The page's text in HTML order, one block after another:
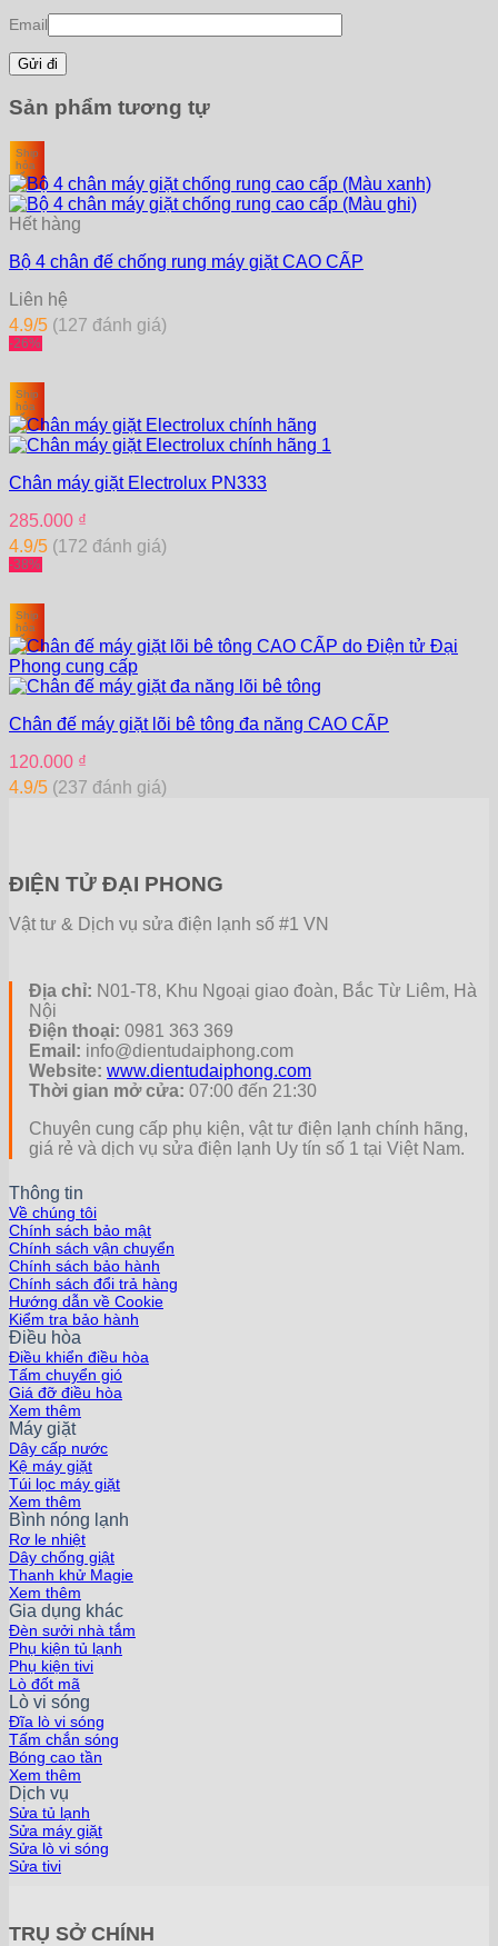
Email
Sản phẩm tương tự
Ship
hỏa
tốc
Hết hàng
Bộ 4 chân đế chống rung máy giặt CAO CẤP
Liên hệ
4.9/5 (127 đánh giá)
-26%
Ship
hỏa
tốc
Chân máy giặt Electrolux PN333
285.000 ₫
4.9/5 (172 đánh giá)
-38%
Ship
hỏa
tốc
Chân đế máy giặt lõi bê tông đa năng CAO CẤP
120.000 ₫
4.9/5 (237 đánh giá)
ĐIỆN TỬ ĐẠI PHONG
Vật tư & Dịch vụ sửa điện lạnh số #1 VN
Địa chỉ: N01-T8, Khu Ngoại giao đoàn, Bắc Từ Liêm, Hà
Nội
Điện thoại: 0981 363 369
Email: info@dientudaiphong.com
Website: www.dientudaiphong.com
Thời gian mở cửa: 07:00 đến 21:30
Chuyên cung cấp phụ kiện, vật tư điện lạnh chính hãng,
giá rẻ và dịch vụ sửa điện lạnh Uy tín số 1 tại Việt Nam.
Thông tin
Về chúng tôi
Chính sách bảo mật
Chính sách vận chuyển
Chính sách bảo hành
Chính sách đổi trả hàng
Hướng dẫn về Cookie
Kiểm tra bảo hành
Điều hòa
Điều khiển điều hòa
Tấm chuyển gió
Giá đỡ điều hòa
Xem thêm
Máy giặt
Dây cấp nước
Kệ máy giặt
Túi lọc máy giặt
Xem thêm
Bình nóng lạnh
Rơ le nhiệt
Dây chống giật
Thanh khử Magie
Xem thêm
Gia dụng khác
Đèn sưởi nhà tắm
Phụ kiện tủ lạnh
Phụ kiện tivi
Lò đốt mã
Lò vi sóng
Đĩa lò vi sóng
Tấm chắn sóng
Bóng cao tần
Xem thêm
Dịch vụ
Sửa tủ lạnh
Sửa máy giặt
Sửa lò vi sóng
Sửa tivi
TRỤ SỞ CHÍNH